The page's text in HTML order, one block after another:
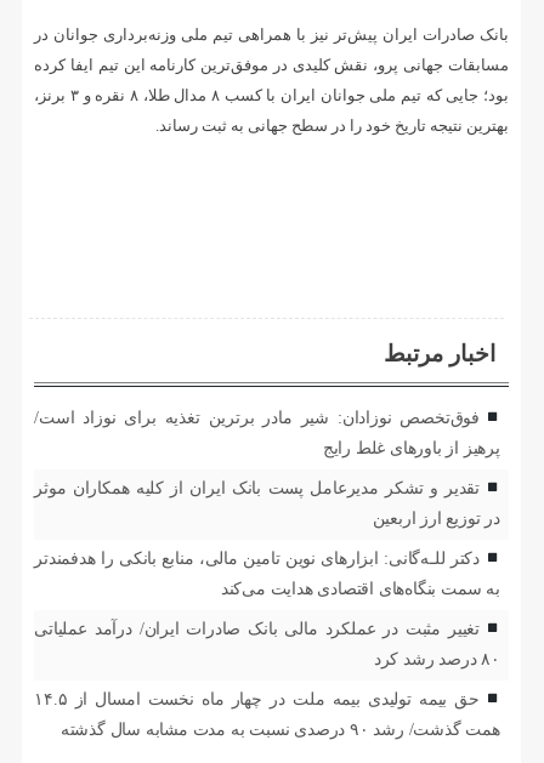
بانک صادرات ایران پیش‌تر نیز با همراهی تیم ملی وزنه‌برداری جوانان در
مسابقات جهانی پرو، نقش کلیدی در موفق‌ترین کارنامه این تیم ایفا کرده
بود؛ جایی که تیم ملی جوانان ایران با کسب ۸ مدال طلا، ۸ نقره و ۳ برنز،
بهترین نتیجه تاریخ خود را در سطح جهانی به ثبت رساند.
اخبار مرتبط
فوق‌تخصص نوزادان: شیر مادر برترین تغذیه برای نوزاد است/
پرهیز از باورهای غلط رایج
تقدیر و تشکر مدیرعامل پست بانک ایران از کلیه همکاران موثر
در توزیع ارز اربعین
دکتر للـه‌گانی: ابزارهای نوین تامین مالی، منابع بانکی را هدفمندتر
به سمت بنگاه‌های اقتصادی هدایت می‌کند
تغییر مثبت در عملکرد مالی بانک صادرات ایران/ درآمد عملیاتی
۸۰ درصد رشد کرد
حق بیمه تولیدی بیمه ملت در چهار ماه نخست امسال از ۱۴.۵
همت گذشت/ رشد ۹۰ درصدی نسبت به مدت مشابه سال گذشته